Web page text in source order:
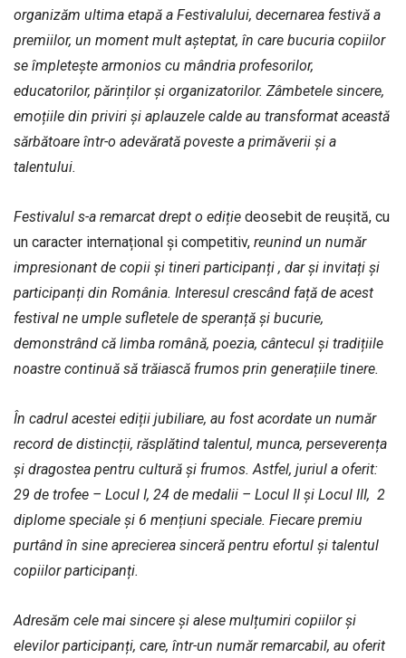
organizăm ultima etapă a Festivalului, decernarea festivă a
premiilor, un moment mult așteptat, în care bucuria copiilor
se împletește armonios cu mândria profesorilor,
educatorilor, părinților și organizatorilor. Zâmbetele sincere,
emoțiile din priviri și aplauzele calde au transformat această
sărbătoare într-o adevărată poveste a primăverii și a
talentului.
Festivalul s-a remarcat drept o ediție deosebit de reușită, cu
un caracter internațional și competitiv, reunind un număr
impresionant de copii și tineri participanți , dar și invitați și
participanți din România. Interesul crescând față de acest
festival ne umple sufletele de speranță și bucurie,
demonstrând că limba română, poezia, cântecul și tradițiile
noastre continuă să trăiască frumos prin generațiile tinere.
În cadrul acestei ediții jubiliare, au fost acordate un număr
record de distincții, răsplătind talentul, munca, perseverența
și dragostea pentru cultură și frumos. Astfel, juriul a oferit:
29 de trofee – Locul I, 24 de medalii – Locul II și Locul III, 2
diplome speciale și 6 mențiuni speciale. Fiecare premiu
purtând în sine aprecierea sinceră pentru efortul și talentul
copiilor participanți.
Adresăm cele mai sincere și alese mulțumiri copiilor și
elevilor participanți, care, într-un număr remarcabil, au oferit